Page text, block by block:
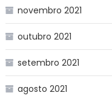
novembro 2021
outubro 2021
setembro 2021
agosto 2021